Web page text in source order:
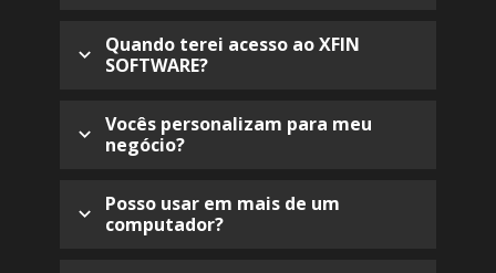
dentro do sistema, são tiradas através do nosso
whatsapp de suporte, você ainda tem acesso a
Quando terei acesso ao XFIN
SOFTWARE?
envio do seu login e senha para acesso ao
sistema é IMEDIATO! Para pagamentos via
bancária.
Vocês personalizam para meu
negócio?
pensado e desenvolvido visando atingir
empresas dos mais variados segmentos como
Posso usar em mais de um
computador?